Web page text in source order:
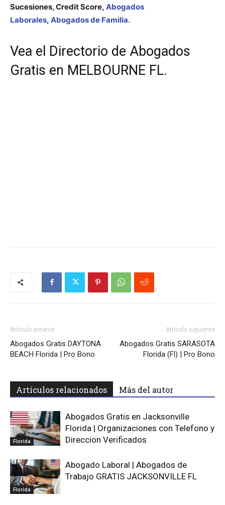
Sucesiones, Credit Score, Abogados
Laborales, Abogados de Familia.
Vea el Directorio de Abogados
Gratis en MELBOURNE FL.
Artículo anterior
Abogados Gratis DAYTONA
BEACH Florida | Pro Bono
Artículo siguiente
Abogados Gratis SARASOTA
Florida (Fl) | Pro Bono
Artículos relacionados Más del autor
Florida
Abogados Gratis en Jacksonville
Florida | Organizaciones con Telefono y
Direccion Verificados
Florida
Abogado Laboral | Abogados de
Trabajo GRATIS JACKSONVILLE FL